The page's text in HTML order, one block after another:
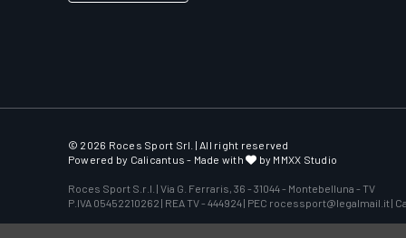
© 2026 Roces Sport Srl. | All right reserved
Powered by Calicantus - Made with by MMXX Studio
Roces Sport S.r.l. | Via G. Ferraris, 36 - 31044 - Montebelluna - TV
P.IVA 05452210262 | REA TV - 444924 | PEC rocessport@legalmail.it |